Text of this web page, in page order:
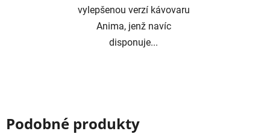
vylepšenou verzí kávovaru
Anima, jenž navíc
disponuje...
Podobné produkty